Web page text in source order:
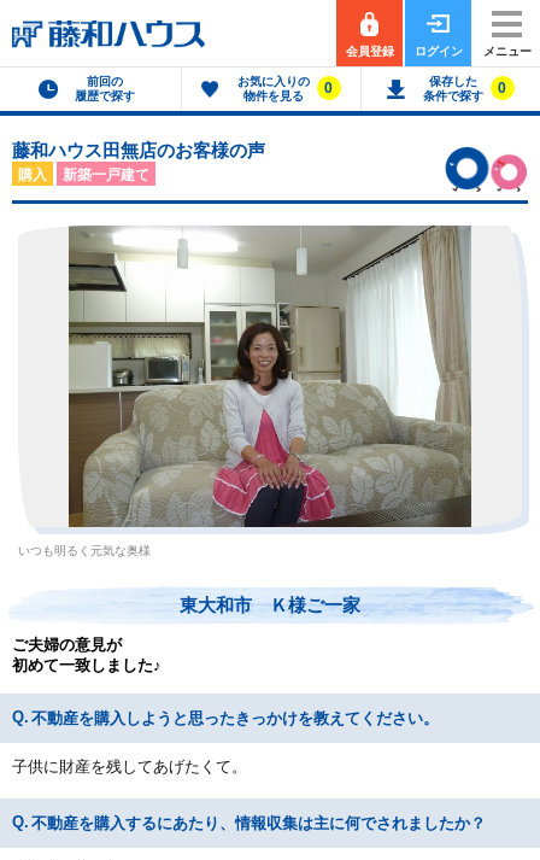
会員登録 ログイン メニュー
前回の
履歴で探す
お気に入りの
物件を見る
0
保存した
条件で探す
0
藤和ハウス田無店のお客様の声
購入 新築一戸建て
いつも明るく元気な奥様
東大和市 Ｋ様ご一家
ご夫婦の意見が
初めて一致しました♪
不動産を購入しようと思ったきっかけを教えてください。
子供に財産を残してあげたくて。
不動産を購入するにあたり、情報収集は主に何でされましたか？